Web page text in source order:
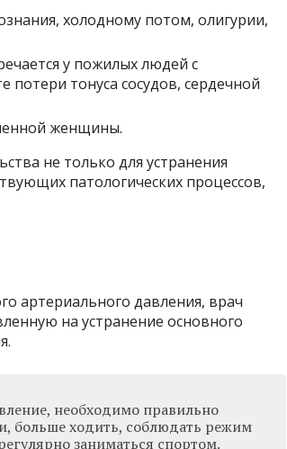
холодному потом, олигурии,
у пожилых людей с
тонуса сосудов, сердечной
женщины.
не только для устранения
патологических процессов,
артериального давления, врач
на устранение основного
необходимо правильно
больше ходить, соблюдать режим
заниматься спортом.